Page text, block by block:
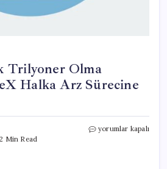
Trilyoner Olma
Halka Arz Sürecine
2 Min Read
Elon
yorumlar kapalı